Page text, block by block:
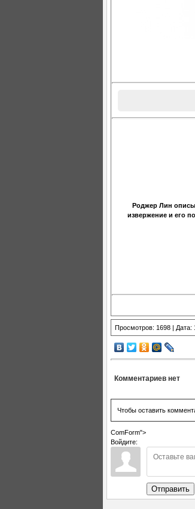
Роджер Лин
извержение и его
Просмотров: 1698 |
Комментариев нет
Чтобы оставить
ComForm">
Войдите:
Отправить